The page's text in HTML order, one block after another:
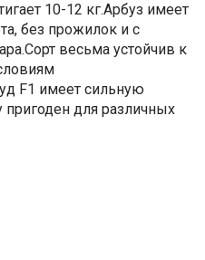
10-12 кг.Арбуз имеет
без прожилок и с
весьма устойчив к
F1 имеет сильную
для различных